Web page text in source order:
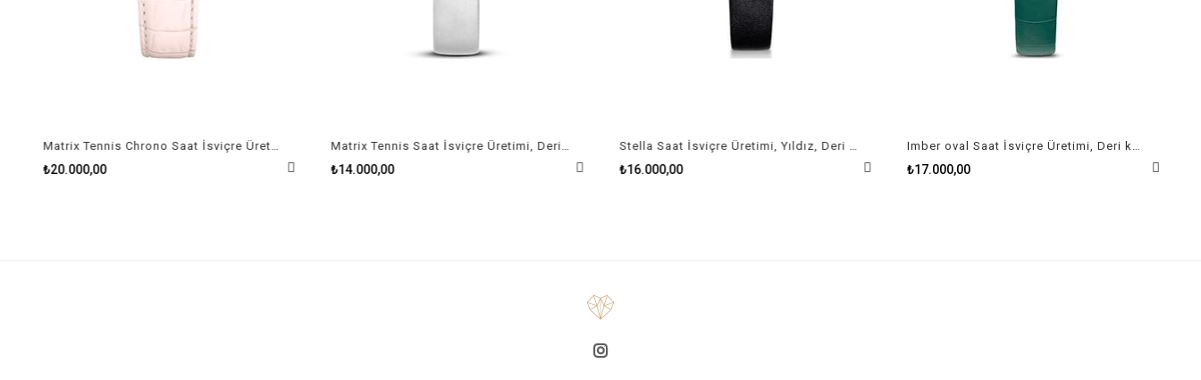
Matrix Tennis Chrono Saat İsviçre Üretimi, Deri kayış, Pembe, Pembe altın rengi yüzey
₺20.000,00
Matrix Tennis Saat İsviçre Üretimi, Deri kayış, Gri, Pembe altın rengi yüzey
₺14.000,00
Stella Saat İsviçre Üretimi, Yıldız, Deri kayış, Beyaz, Paslanmaz çelik
₺16.000,00
Imber oval Saat İsviçre Üretimi, Deri kayış, Yeşil, Pembe altın rengi yüzey
₺17.000,00